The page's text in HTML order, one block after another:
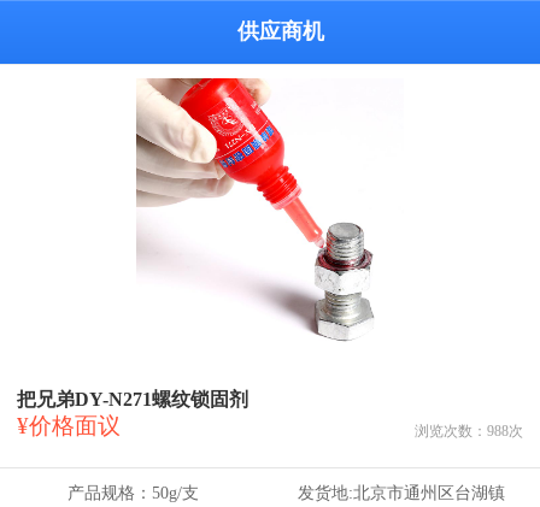
供应商机
把兄弟DY-N271螺纹锁固剂
¥价格面议 浏览次数： 988次
产品规格：50g/支 发货地:北京市通州区台湖镇